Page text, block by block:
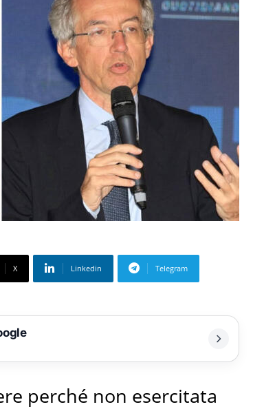
X Linkedin Telegram
perché non esercitata